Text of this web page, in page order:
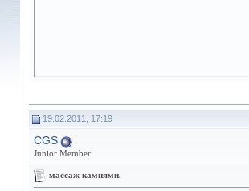
19.02.2011, 17:19
CGS
Junior Member
массаж камнями.